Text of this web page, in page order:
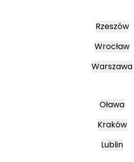
Rzeszów
Wrocław
Warszawa
Oława
Kraków
Lublin